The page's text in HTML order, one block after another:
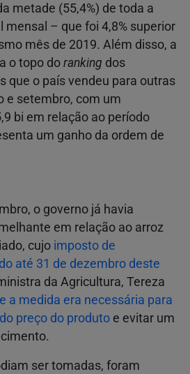
metade (55,4%) de toda a
mensal – que foi 4,8% superior
mês de 2019. Além disso, a
o topo do ranking dos
que o país vendeu para outras
e setembro, com um
bi em relação ao período
um ganho da ordem de
o governo já havia
em relação ao arroz
cujo imposto de
até 31 de dezembro deste
da Agricultura, Tereza
a medida era necessária para
preço do produto e evitar um
ser tomadas, foram